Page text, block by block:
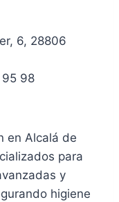
6, 28806
95 98
en Alcalá de
para
y
higiene